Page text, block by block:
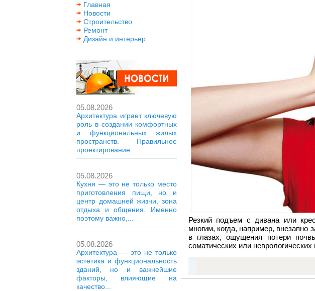
Главная
Новости
Строительство
Ремонт
Дизайн и интерьер
05.08.2026
Архитектура играет ключевую
роль в создании комфортных
и функциональных жилых
пространств. Правильное
проектирование...
05.08.2026
Кухня — это не только место
приготовления пищи, но и
центр домашней жизни, зона
отдыха и общения. Именно
поэтому важно,...
05.08.2026
Архитектура — это не только
эстетика и функциональность
зданий, но и важнейшие
факторы, влияющие на
качество...
Резкий подъем с дивана или
многим, когда, например,
в глазах, ощущения потери
соматических или